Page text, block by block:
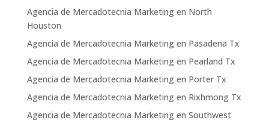
Agencia de Mercadotecnia Marketing en North
Houston
Agencia de Mercadotecnia Marketing en Pasadena Tx
Agencia de Mercadotecnia Marketing en Pearland Tx
Agencia de Mercadotecnia Marketing en Porter Tx
Agencia de Mercadotecnia Marketing en Rixhmong Tx
Agencia de Mercadotecnia Marketing en Southwest